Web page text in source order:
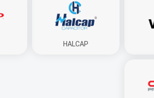
HALCAP